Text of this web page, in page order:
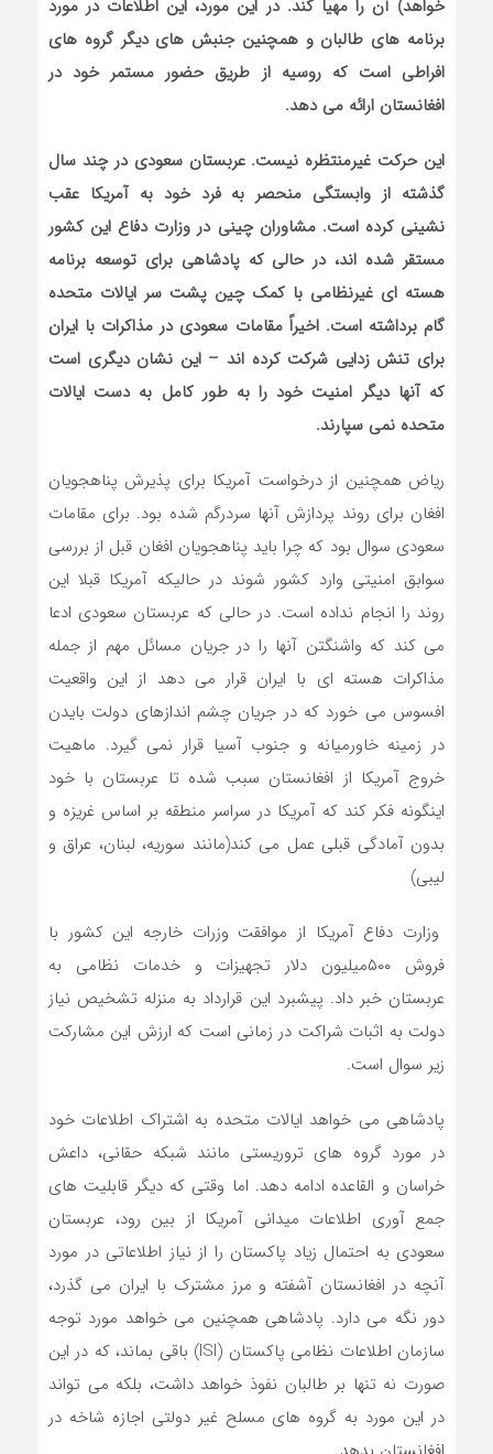
خواهد) آن را مهیا کند. در این مورد، این اطلاعات در مورد
برنامه های طالبان و همچنین جنبش های دیگر گروه های
افراطی است که روسیه از طریق حضور مستمر خود در
افغانستان ارائه می دهد.
این حرکت غیرمنتظره نیست. عربستان سعودی در چند سال
گذشته از وابستگی منحصر به فرد خود به آمریکا عقب
نشینی کرده است. مشاوران چینی در وزارت دفاع این کشور
مستقر شده اند، در حالی که پادشاهی برای توسعه برنامه
هسته ای غیرنظامی با کمک چین پشت سر ایالات متحده
گام برداشته است. اخیراً مقامات سعودی در مذاکرات با ایران
برای تنش زدایی شرکت کرده اند – این نشان دیگری است
که آنها دیگر امنیت خود را به طور کامل به دست ایالات
متحده نمی سپارند.
ریاض همچنین از درخواست آمریکا برای پذیرش پناهجویان
افغان برای روند پردازش آنها سردرگم شده بود. برای مقامات
سعودی سوال بود که چرا باید پناهجویان افغان قبل از بررسی
سوابق امنیتی وارد کشور شوند در حالیکه آمریکا قبلا این
روند را انجام نداده است. در حالی که عربستان سعودی ادعا
می کند که واشنگتن آنها را در جریان مسائل مهم از جمله
مذاکرات هسته ای با ایران قرار می دهد از این واقعیت
افسوس می خورد که در جریان چشم اندازهای دولت بایدن
در زمینه خاورمیانه و جنوب آسیا قرار نمی گیرد. ماهیت
خروج آمریکا از افغانستان سبب شده تا عربستان با خود
اینگونه فکر کند که آمریکا در سراسر منطقه بر اساس غریزه و
بدون آمادگی قبلی عمل می کند(مانند سوریه، لبنان، عراق و
لیبی)
وزارت دفاع آمریکا از موافقت وزرات خارجه این کشور با
فروش ۵۰۰میلیون دلار تجهیزات و خدمات نظامی به
عربستان خبر داد. پیشبرد این قرارداد به منزله تشخیص نیاز
دولت به اثبات شراکت در زمانی است که ارزش این مشارکت
زیر سوال است.
پادشاهی می خواهد ایالات متحده به اشتراک اطلاعات خود
در مورد گروه های تروریستی مانند شبکه حقانی، داعش
خراسان و القاعده ادامه دهد. اما وقتی که دیگر قابلیت های
جمع آوری اطلاعات میدانی آمریکا از بین رود، عربستان
سعودی به احتمال زیاد پاکستان را از نیاز اطلاعاتی در مورد
آنچه در افغانستان آشفته و مرز مشترک با ایران می گذرد،
دور نگه می دارد. پادشاهی همچنین می خواهد مورد توجه
سازمان اطلاعات نظامی پاکستان (ISI) باقی بماند، که در این
صورت نه تنها بر طالبان نفوذ خواهد داشت، بلکه می تواند
در این مورد به گروه های مسلح غیر دولتی اجازه شاخه در